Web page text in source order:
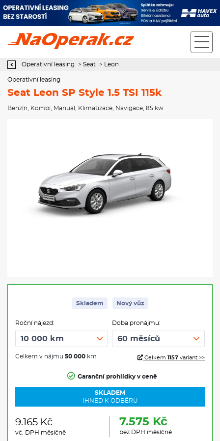
Operativní leasing Seat Leon SP Style 1.5 TSI 115k
Operativní leasing > Seat > Leon
Operativní leasing
Seat Leon SP Style 1.5 TSI 115k
Benzín Kombi Manuál Klimatizace Navigace , 85 kw
Skladem Nový vůz
Roční nájezd:
Celkem v nájmu 50 000 km
Doba pronájmu:
Celkem 1157 variant >>
Garanční prohlídky v ceně
SKLADEM
IHNED K ODBĚRU
9.165 Kč
vč. DPH měsíčně
7.575 Kč
bez DPH měsíčně